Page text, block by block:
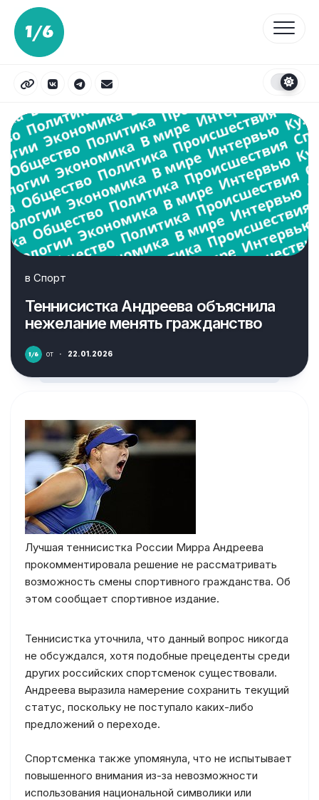
Перейти
содержанию
в Спорт
Теннисистка Андреева объяснила
нежелание менять гражданство
от · 22.01.2026
Лучшая теннисистка России Мирра Андреева
прокомментировала решение не рассматривать
возможность смены спортивного гражданства. Об
этом сообщает спортивное издание.
Теннисистка уточнила, что данный вопрос никогда
не обсуждался, хотя подобные прецеденты среди
других российских спортсменок существовали.
Андреева выразила намерение сохранить текущий
статус, поскольку не поступало каких-либо
предложений о переходе.
Спортсменка также упомянула, что не испытывает
повышенного внимания из-за невозможности
использования национальной символики или